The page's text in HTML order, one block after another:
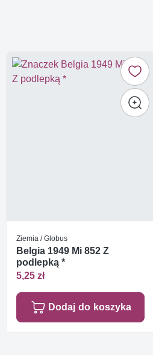
Ziemia / Globus
Belgia 1949 Mi 852 Z
podlepką *
5,25 zł
Dodaj do koszyka